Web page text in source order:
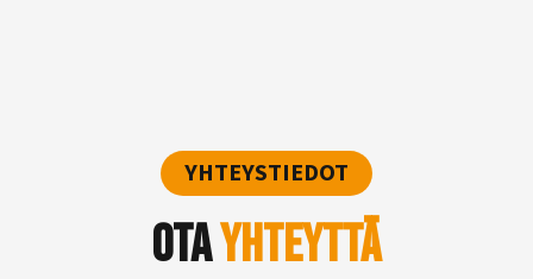
YHTEYSTIEDOT
Otayhteyttä